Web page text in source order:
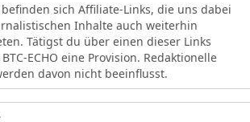
sich Affiliate-Links, die uns dabei
Inhalte auch weiterhin
Tätigst du über einen dieser Links
ECHO eine Provision. Redaktionelle
davon nicht beeinflusst.